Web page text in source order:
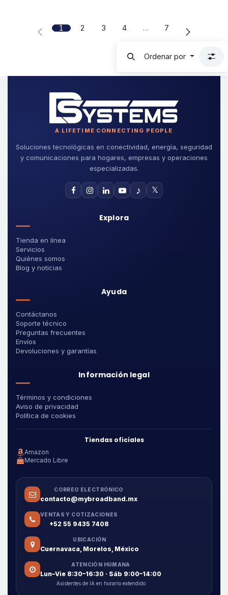
1 2 3 4 … 7
Ordenar por
A LIFETIME CONNECTING PEOPLE
Soluciones tecnológicas en conectividad, energía, seguridad
y comunicaciones para hogares, empresas y operaciones
especializadas.
♪ 𝕏
Explora
Tienda en línea
Servicios
Quiénes somos
Blog y noticias
Ayuda
Contáctanos
Soporte técnico
Preguntas frecuentes
Envíos
Devoluciones y garantías
Información legal
Términos y condiciones
Aviso de privacidad
Política de cookies
Tiendas oficiales
Amazon
Mercado Libre
CORREO ELECTRÓNICO
contacto@mybroadband.mx
VENTAS Y COTIZACIONES
+52 55 9435 7408
UBICACIÓN
Cuernavaca, Morelos, México
ATENCIÓN HUMANA
Lun–Vie 8:30–16:30 · Sáb 9:00–14:00
Asistentes de IA en horario extendido